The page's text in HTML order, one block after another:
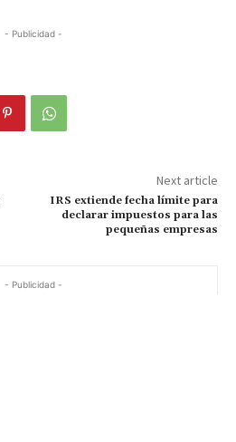
- Publicidad -
Next article
IRS extiende fecha límite para
declarar impuestos para las
pequeñas empresas
- Publicidad -